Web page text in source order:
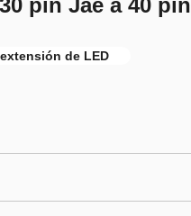
pin Jae a 40 pin
de LED